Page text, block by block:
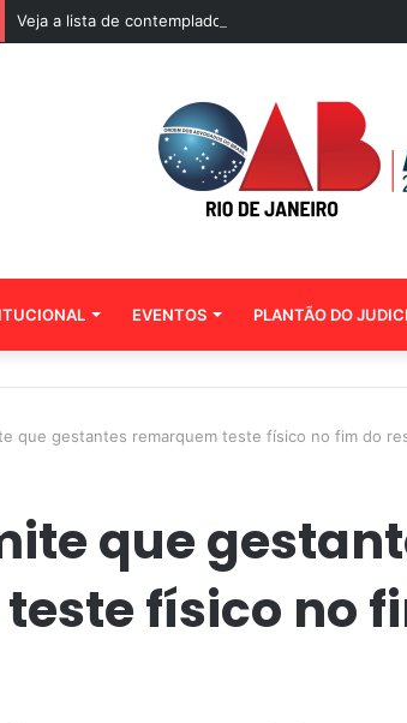
Veja a lista de contemplados no sorteio das 500
EVENTOS PLANTÃO DO
que gestantes remarquem teste físico no fim do
que
físico no